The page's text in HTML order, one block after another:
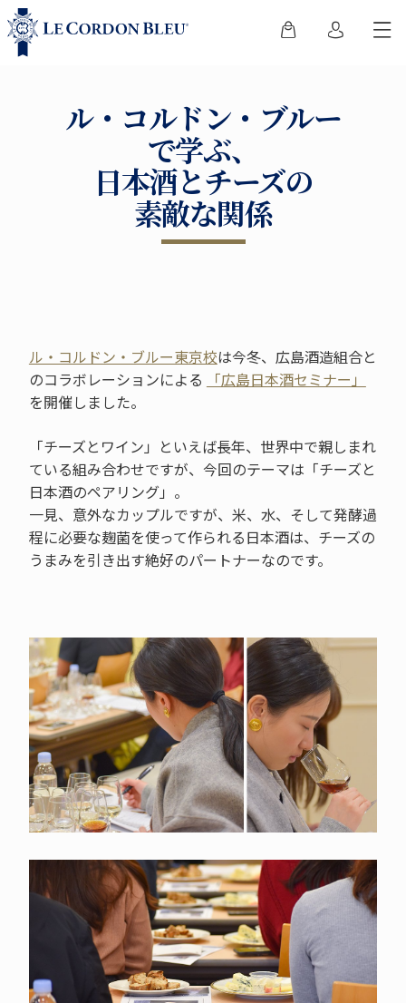
ル・コルドン・ブルー
で学ぶ、
日本酒とチーズの
素敵な関係
ル・コルドン・ブルー東京校は今冬、広島酒造組合と
のコラボレーションによる
「広島日本酒セミナー」
を開催しました。
「チーズとワイン」といえば長年、世界中で親しまれ
ている組み合わせですが、今回のテーマは「チーズと
日本酒のペアリング」。
一見、意外なカップルですが、米、水、そして発酵過
程に必要な麹菌を使って作られる日本酒は、チーズの
うまみを引き出す絶好のパートナーなのです。